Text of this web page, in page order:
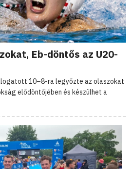
Eb-döntős az U20-
10–8-ra legyőzte az olaszokat
elődöntőjében és készülhet a